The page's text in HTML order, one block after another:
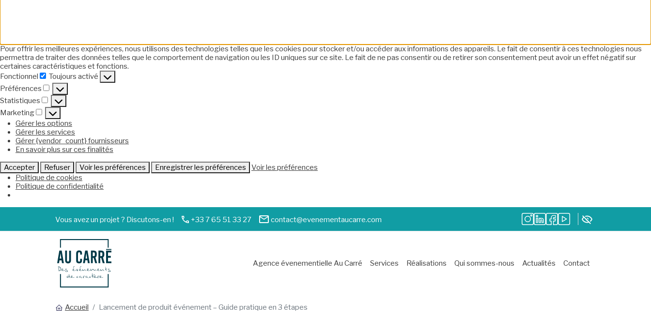
Pour offrir les meilleures expériences, nous utilisons des technologies telles que les cookies pour stocker et/ou accéder aux informations des appareils. Le fait de consentir à ces technologies nous
permettra de traiter des données telles que le comportement de navigation ou les ID uniques sur ce site. Le fait de ne pas consentir ou de retirer son consentement peut avoir un effet négatif sur
certaines caractéristiques et fonctions.
Fonctionnel
Fonctionnel
Toujours activé
Préférences
Préférences
Statistiques
Statistiques
Marketing
Marketing
Gérer les options
Gérer les services
Gérer {vendor_count} fournisseurs
En savoir plus sur ces finalités
Accepter Refuser Voir les préférences Enregistrer les préférences
Voir les préférences
Politique de cookies
Politique de confidentialité
Vous avez un projet ? Discutons-en ! +33 7 65 51 33 27 contact@evenementaucarre.com
Agence évenementielle Au Carré Services Réalisations Qui sommes-nous Actualités Contact
Accueil Lancement de produit événement – Guide pratique en 3 étapes